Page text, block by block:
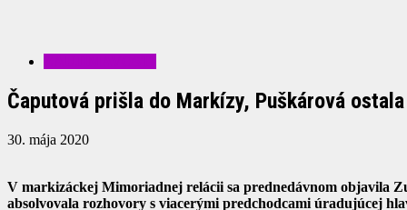
Čaputová prišla do Markízy, Puškárová
30. mája 2020
V markizáckej Mimoriadnej relácii sa prednedávnom objavila
absolvovala rozhovory s viacerými predchodcami úradujúcej